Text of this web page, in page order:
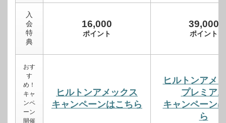
入
会
特
典
16,000
ポイント
39,000
ポイント
おす
す
め！
キャ
ンペ
ーン
開催
ヒルトンアメックス
キャンペーンはこちら
ヒルトンアメ
プレミアム
キャンペーン
ら